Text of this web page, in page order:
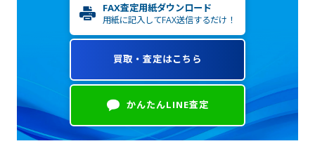
FAX査定用紙ダウンロード
用紙に記入してFAX送信するだけ！
買取・査定はこちら
かんたんLINE査定